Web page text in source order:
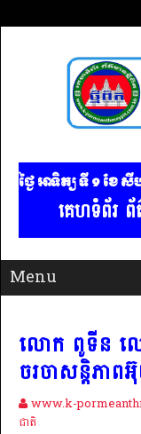
ថ្ងៃ អាទិត្យ ទី 9​ ខែ សី
គេហទំព័រ
លោក ពូទីន ល
ចរចាសន្តិភា
www.k-
ជាតិ